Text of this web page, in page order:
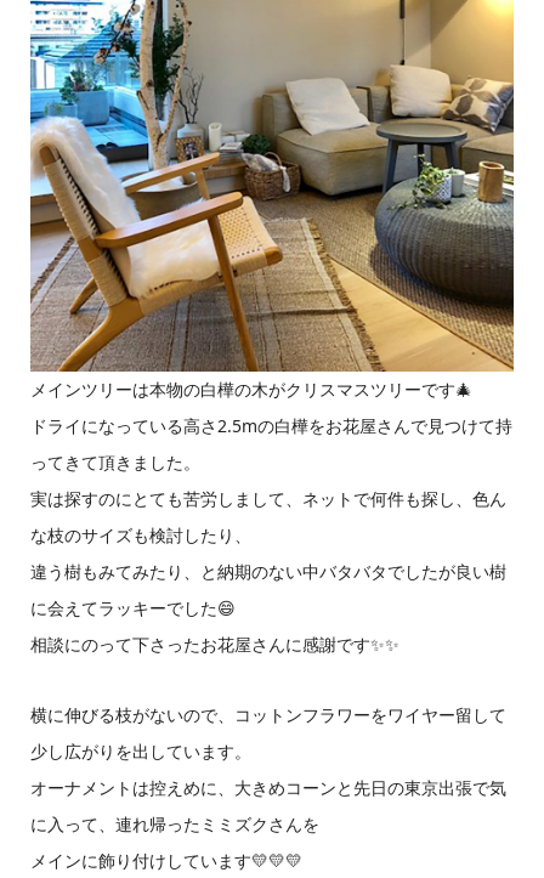
メインツリーは本物の白樺の木がクリスマスツリーです🎄
ドライになっている高さ2.5mの白樺をお花屋さんで見つけて持
ってきて頂きました。
実は探すのにとても苦労しまして、ネットで何件も探し、色ん
な枝のサイズも検討したり、
違う樹もみてみたり、と納期のない中バタバタでしたが良い樹
に会えてラッキーでした😄
相談にのって下さったお花屋さんに感謝です✨✨
横に伸びる枝がないので、コットンフラワーをワイヤー留して
少し広がりを出しています。
オーナメントは控えめに、大きめコーンと先日の東京出張で気
に入って、連れ帰ったミミズクさんを
メインに飾り付けしています💛💛💛